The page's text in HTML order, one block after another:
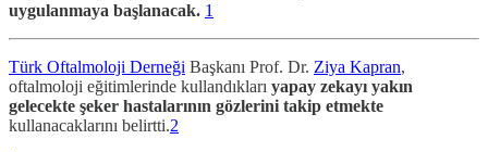
uygulanmaya başlanacak. 1
Türk Oftalmoloji Derneği Başkanı Prof. Dr. Ziya Kapran,
oftalmoloji eğitimlerinde kullandıkları yapay zekayı yakın
gelecekte şeker hastalarının gözlerini takip etmekte
kullanacaklarını belirtti.2